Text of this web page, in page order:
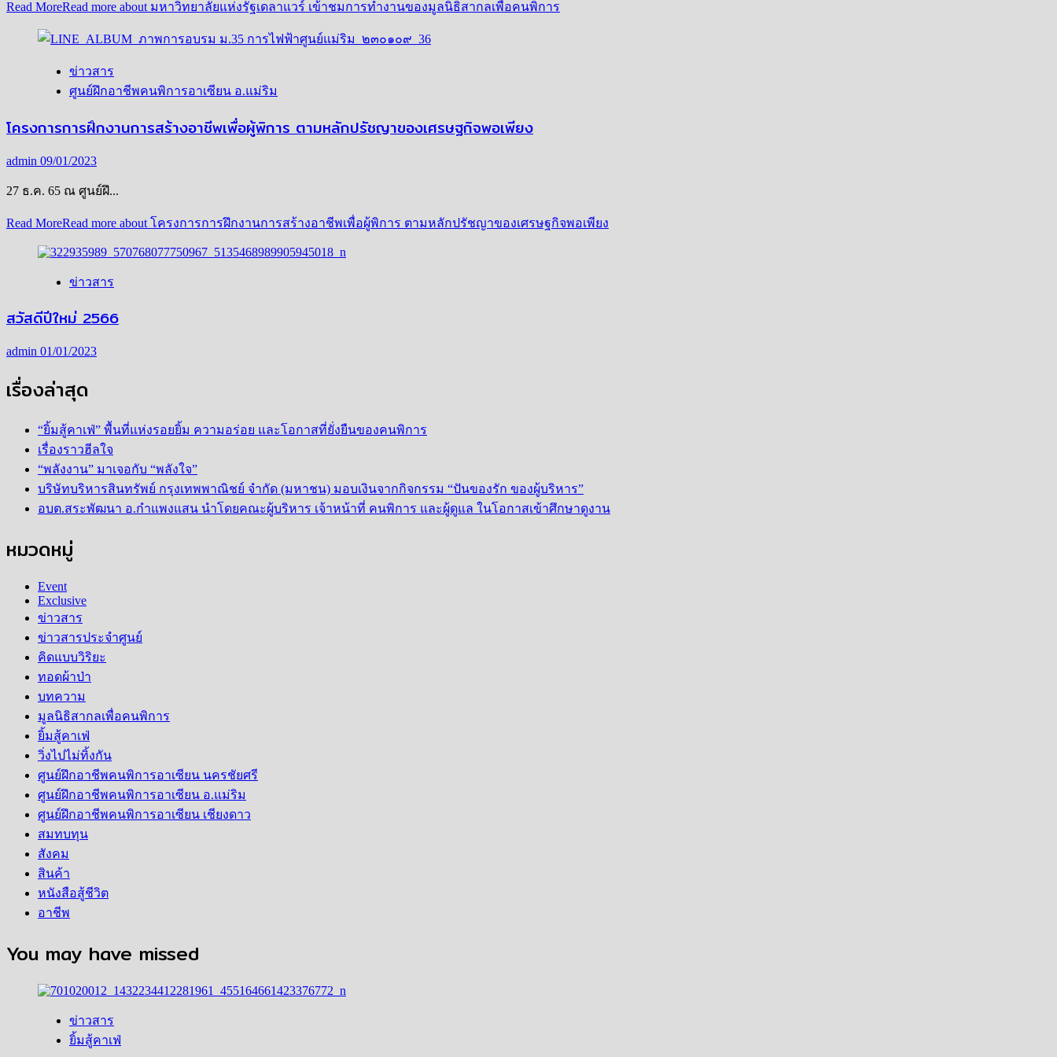
Read MoreRead more about มหาวิทยาลัยแห่งรัฐเดลาแวร์ เข้าชมการทำงานของมูลนิธิสากลเพื่อคนพิการ
ข่าวสาร
ศูนย์ฝึกอาชีพคนพิการอาเซียน อ.แม่ริม
โครงการการฝึกงานการสร้างอาชีพเพื่อผู้พิการ ตามหลักปรัชญาของเศรษฐกิจพอเพียง
admin 09/01/2023
27 ธ.ค. 65 ณ ศูนย์ฝึ...
Read MoreRead more about โครงการการฝึกงานการสร้างอาชีพเพื่อผู้พิการ ตามหลักปรัชญาของเศรษฐกิจพอเพียง
ข่าวสาร
สวัสดีปีใหม่ 2566
admin 01/01/2023
เรื่องล่าสุด
“ยิ้มสู้คาเฟ่” พื้นที่แห่งรอยยิ้ม ความอร่อย และโอกาสที่ยั่งยืนของคนพิการ
เรื่องราวฮีลใจ
“พลังงาน” มาเจอกับ “พลังใจ”
บริษัทบริหารสินทรัพย์ กรุงเทพพาณิชย์ จำกัด (มหาชน) มอบเงินจากกิจกรรม “ปันของรัก ของผู้บริหาร”
อบต.สระพัฒนา อ.กำแพงแสน นำโดยคณะผู้บริหาร เจ้าหน้าที่ คนพิการ และผู้ดูแล ในโอกาสเข้าศึกษาดูงาน
หมวดหมู่
Event
Exclusive
ข่าวสาร
ข่าวสารประจำศูนย์
คิดแบบวิริยะ
ทอดผ้าป่า
บทความ
มูลนิธิสากลเพื่อคนพิการ
ยิ้มสู้คาเฟ่
วิ่งไปไม่ทิ้งกัน
ศูนย์ฝึกอาชีพคนพิการอาเซียน นครชัยศรี
ศูนย์ฝึกอาชีพคนพิการอาเซียน อ.แม่ริม
ศูนย์ฝึกอาชีพคนพิการอาเซียน เชียงดาว
สมทบทุน
สังคม
สินค้า
หนังสือสู้ชีวิต
อาชีพ
You may have missed
ข่าวสาร
ยิ้มสู้คาเฟ่